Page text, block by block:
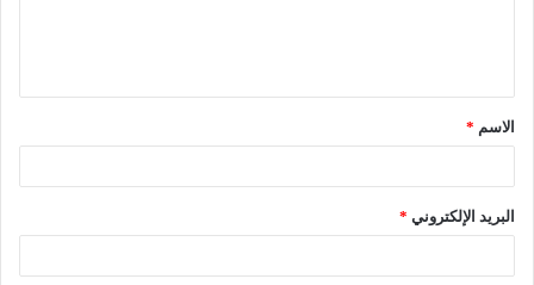
الاسم *
البريد الإلكتروني *